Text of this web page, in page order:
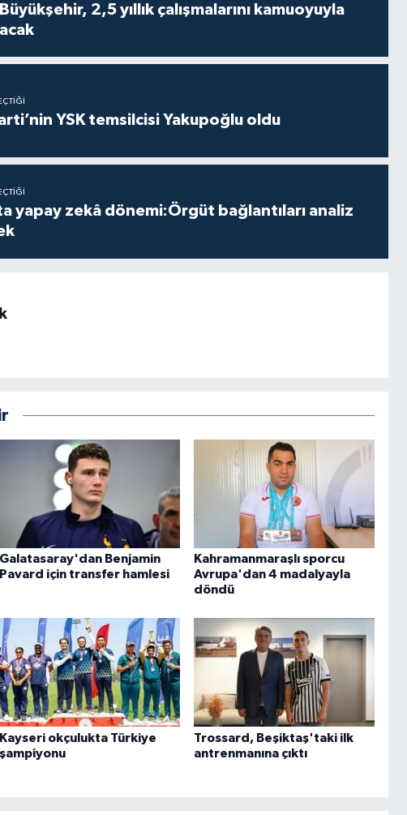
2,5 yıllık çalışmalarını kamuoyuyla
YSK temsilcisi Yakupoğlu oldu
yapay zekâ dönemi:Örgüt bağlantıları analiz
Galatasaray'dan Benjamin
Pavard için transfer hamlesi
Kahramanmaraşlı sporcu
Avrupa'dan 4 madalyayla
döndü
Kayseri okçulukta Türkiye
şampiyonu
Trossard, Beşiktaş'taki ilk
antrenmanına çıktı